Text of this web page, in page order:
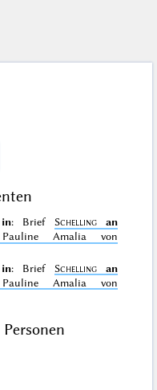
: Brief Schelling
an
Pauline Amalia von
: Brief Schelling
an
Pauline Amalia von